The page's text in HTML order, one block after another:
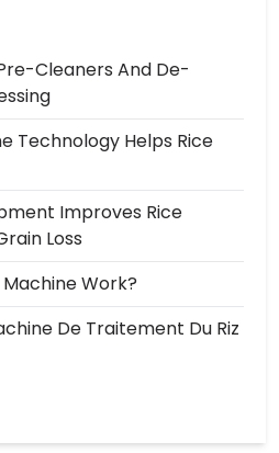
Cleaners And De-
Technology Helps Rice
Improves Rice
Loss
Work?
De Traitement Du Riz